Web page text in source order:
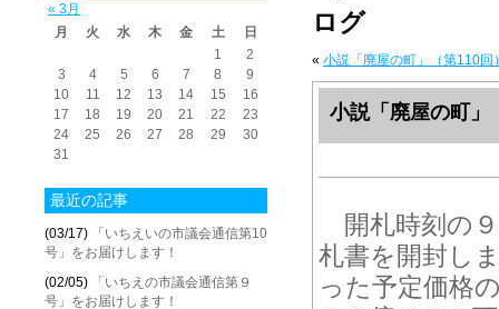
« 3月
月
火 水 木 金 土
日
1
2
3
4 5 6 7 8
9
10
11 12 13 14 15
16
17
18 19 20 21 22
23
24
25 26 27 28 29
30
31
最近の記事
(03/17)
「いちえいの市議会通信第10
号」をお届けします！
(02/05)
「いちえの市議会通信第９
号」をお届けします！
« 小説「廃屋の町」（第110回
小説「廃屋の町」
開札時刻の
札書を開封し
った予定価格